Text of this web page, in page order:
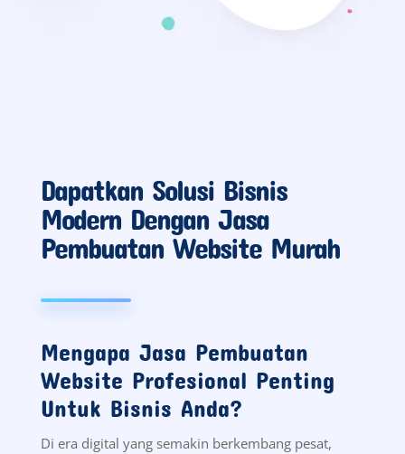
Dapatkan Solusi Bisnis
Modern Dengan Jasa
Pembuatan Website Murah
Mengapa Jasa Pembuatan
Website Profesional Penting
Untuk Bisnis Anda?
Di era digital yang semakin berkembang pesat,